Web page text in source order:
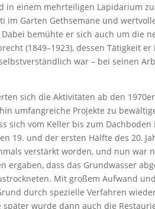
in einem mehrteiligen Lapidarium
Garten Gethsemane und
bemühte er sich auch um die
(1849–1923), dessen Tätigkeit
war – bei seinen
sich die Aktivitäten ab den
umfangreiche Projekte zu
sich vom Keller bis zum
19. und der ersten Hälfte des 20.
verstärkt worden, und nun war
ergaben, dass das Grundwasser
Mit großem Aufwand
durch spezielle Verfahren
wurde dann auch die